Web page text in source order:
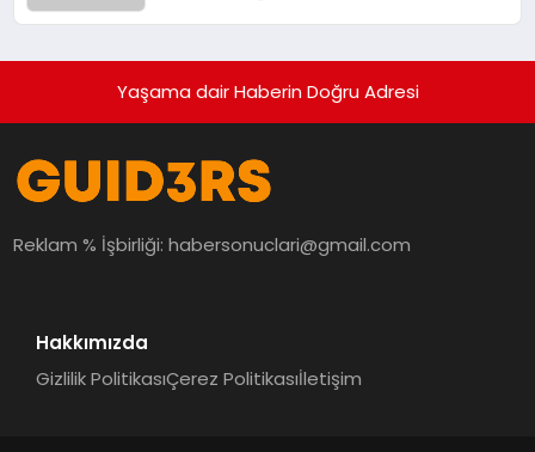
Yaşama dair Haberin Doğru Adresi
Reklam % İşbirliği:habersonuclari@gmail.com
Hakkımızda
Gizlilik PolitikasıÇerez Politikasıİletişim